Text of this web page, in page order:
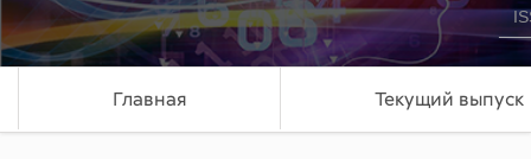
Главная Текущий выпуск